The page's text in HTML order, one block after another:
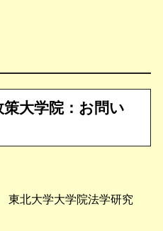
大学院：お問い
東北大学大学院法学研究